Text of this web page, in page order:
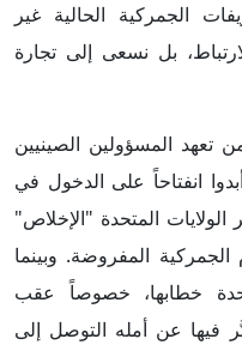
الجمركية الحالية غير
بل نسعى إلى تجارة
تعهد المسؤولين الصينيين
انفتاحاً على الدخول في
المتحدة "الإخلاص"
المفروضة. وبينما
خطابها، خصوصاً عقب
فيها عن أمله التوصل إلى